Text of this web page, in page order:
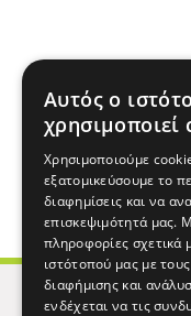
Αυτός ο
χρησιμοποιεί
Χρησιμοποιούμε
εξατομικεύσουμε το
διαφημίσεις και να
επισκεψιμότητά μας.
πληροφορίες σχετικά
ιστότοπού μας με
διαφήμισης και
ενδέχεται να τις